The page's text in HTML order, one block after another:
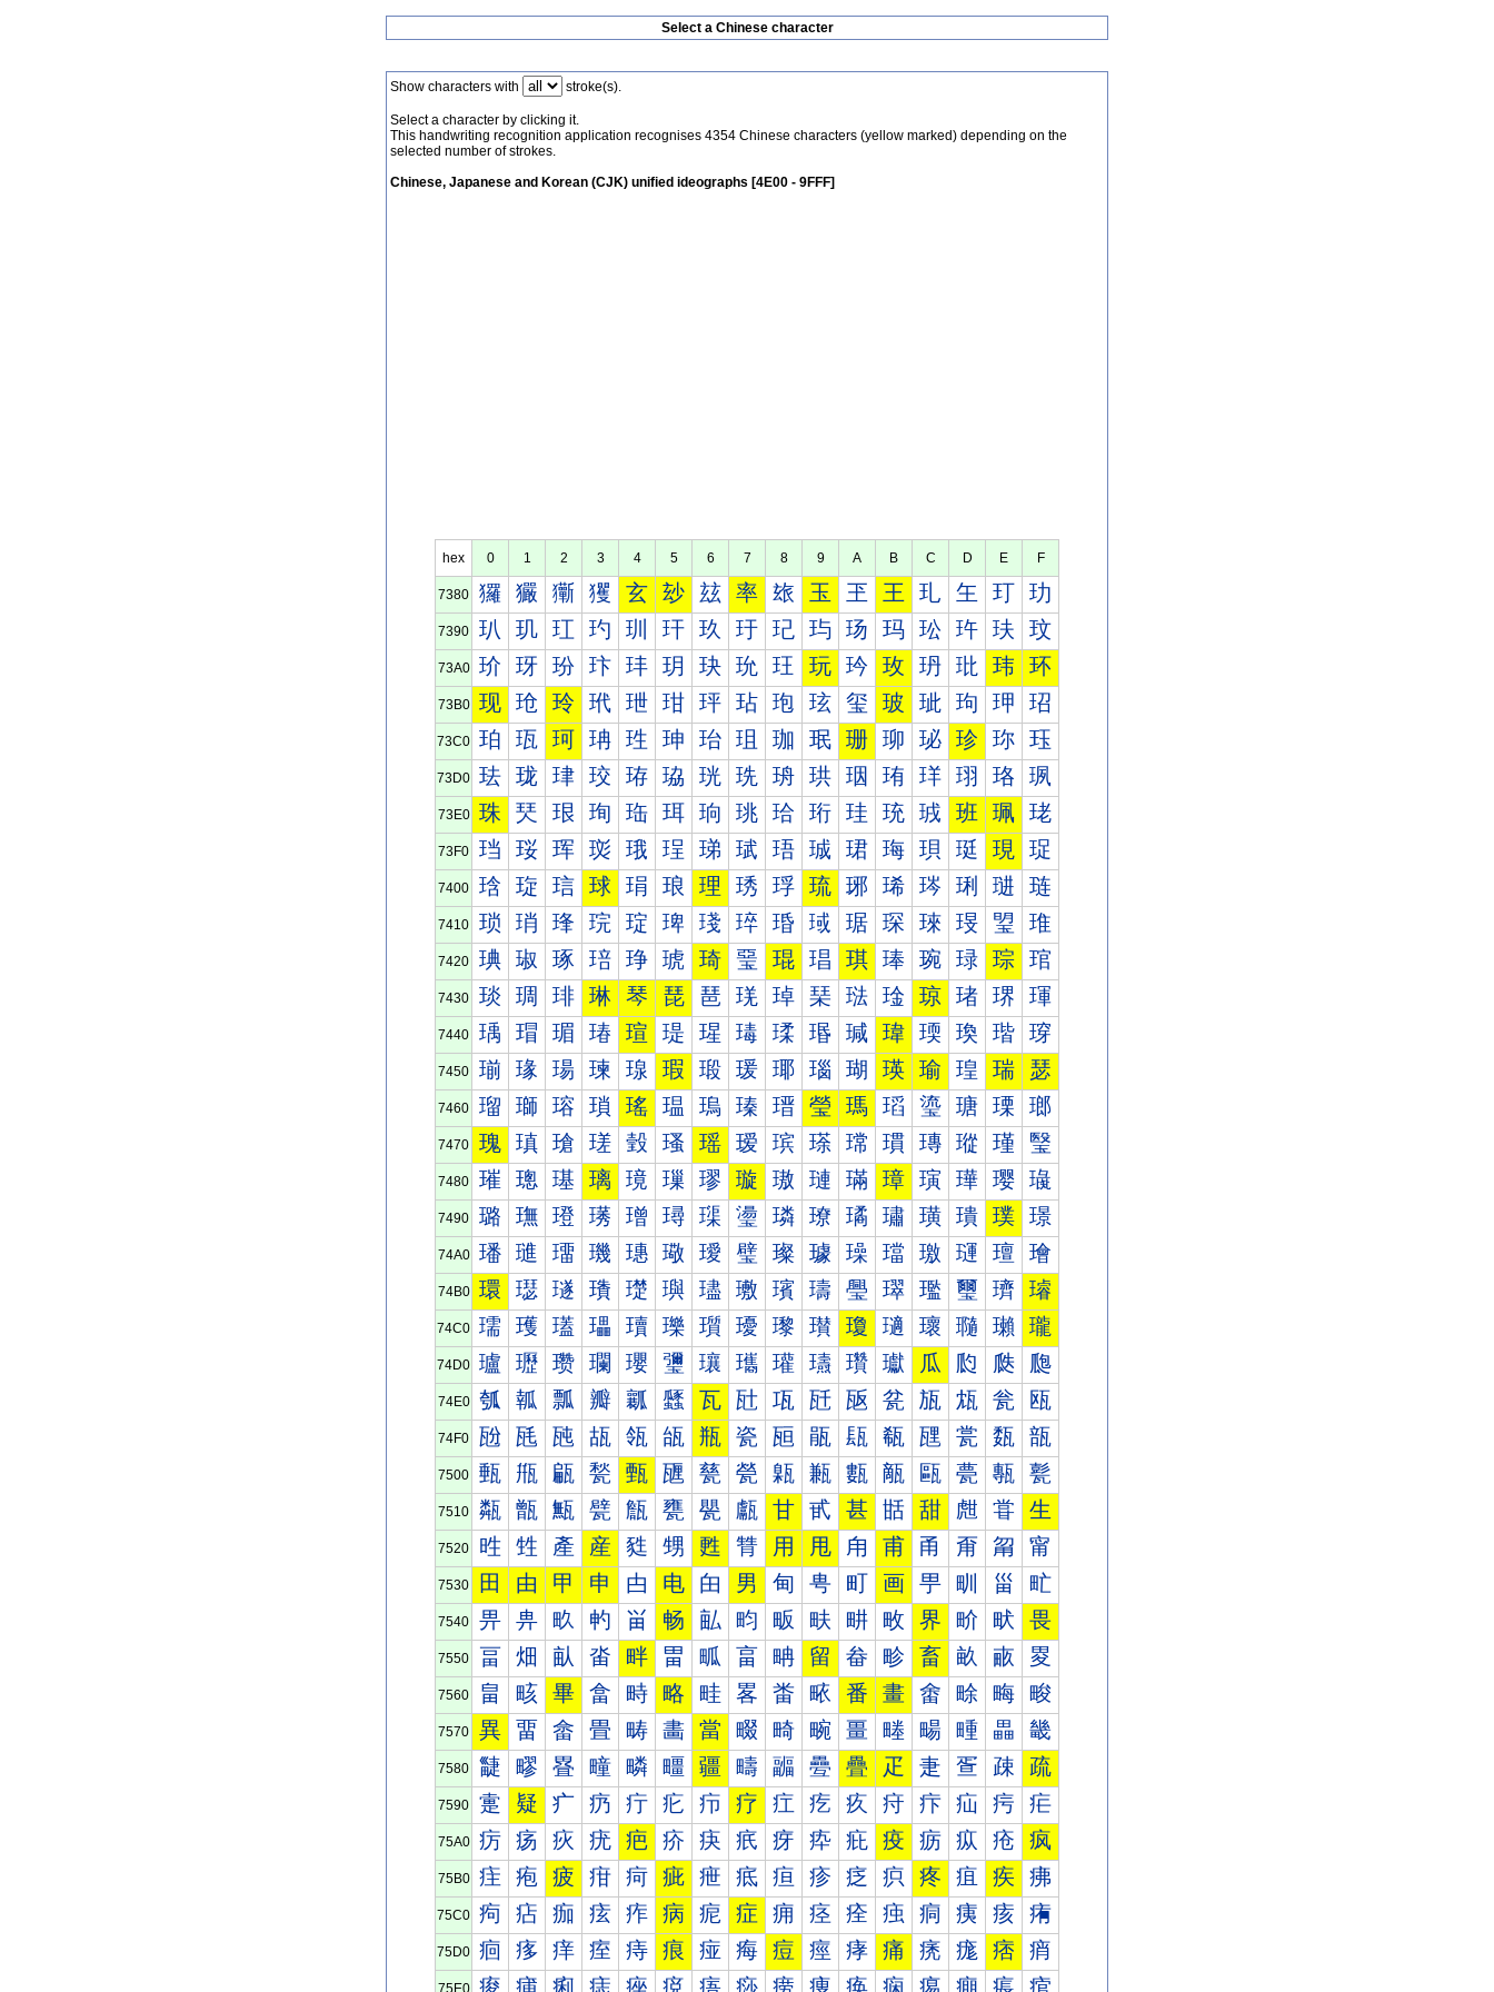
Select a Chinese character
Show characters with stroke(s).
Select a character by clicking it.
This handwriting recognition application recognises 4354 Chinese characters (yellow marked) depending on the
selected number of strokes.
Chinese, Japanese and Korean (CJK) unified ideographs [4E00 - 9FFF]
hex 0 1 2 3 4 5 6 7 8 9 A B C D E F
7380 玀 玁 玂 玃 玄 玅 玆 率 玈 玉 玊 王 玌 玍 玎 玏
7390 玐 玑 玒 玓 玔 玕 玖 玗 玘 玙 玚 玛 玜 玝 玞 玟
73A0 玠 玡 玢 玣 玤 玥 玦 玧 玨 玩 玪 玫 玬 玭 玮 环
73B0 现 玱 玲 玳 玴 玵 玶 玷 玸 玹 玺 玻 玼 玽 玾 玿
73C0 珀 珁 珂 珃 珄 珅 珆 珇 珈 珉 珊 珋 珌 珍 珎 珏
73D0 珐 珑 珒 珓 珔 珕 珖 珗 珘 珙 珚 珛 珜 珝 珞 珟
73E0 珠 珡 珢 珣 珤 珥 珦 珧 珨 珩 珪 珫 珬 班 珮 珯
73F0 珰 珱 珲 珳 珴 珵 珶 珷 珸 珹 珺 珻 珼 珽 現 珿
7400 琀 琁 琂 球 琄 琅 理 琇 琈 琉 琊 琋 琌 琍 琎 琏
7410 琐 琑 琒 琓 琔 琕 琖 琗 琘 琙 琚 琛 琜 琝 琞 琟
7420 琠 琡 琢 琣 琤 琥 琦 琧 琨 琩 琪 琫 琬 琭 琮 琯
7430 琰 琱 琲 琳 琴 琵 琶 琷 琸 琹 琺 琻 琼 琽 琾 琿
7440 瑀 瑁 瑂 瑃 瑄 瑅 瑆 瑇 瑈 瑉 瑊 瑋 瑌 瑍 瑎 瑏
7450 瑐 瑑 瑒 瑓 瑔 瑕 瑖 瑗 瑘 瑙 瑚 瑛 瑜 瑝 瑞 瑟
7460 瑠 瑡 瑢 瑣 瑤 瑥 瑦 瑧 瑨 瑩 瑪 瑫 瑬 瑭 瑮 瑯
7470 瑰 瑱 瑲 瑳 瑴 瑵 瑶 瑷 瑸 瑹 瑺 瑻 瑼 瑽 瑾 瑿
7480 璀 璁 璂 璃 璄 璅 璆 璇 璈 璉 璊 璋 璌 璍 璎 璏
7490 璐 璑 璒 璓 璔 璕 璖 璗 璘 璙 璚 璛 璜 璝 璞 璟
74A0 璠 璡 璢 璣 璤 璥 璦 璧 璨 璩 璪 璫 璬 璭 璮 璯
74B0 環 璱 璲 璳 璴 璵 璶 璷 璸 璹 璺 璻 璼 璽 璾 璿
74C0 瓀 瓁 瓂 瓃 瓄 瓅 瓆 瓇 瓈 瓉 瓊 瓋 瓌 瓍 瓎 瓏
74D0 瓐 瓑 瓒 瓓 瓔 瓕 瓖 瓗 瓘 瓙 瓚 瓛 瓜 瓝 瓞 瓟
74E0 瓠 瓡 瓢 瓣 瓤 瓥 瓦 瓧 瓨 瓩 瓪 瓫 瓬 瓭 瓮 瓯
74F0 瓰 瓱 瓲 瓳 瓴 瓵 瓶 瓷 瓸 瓹 瓺 瓻 瓼 瓽 瓾 瓿
7500 甀 甁 甂 甃 甄 甅 甆 甇 甈 甉 甊 甋 甌 甍 甎 甏
7510 甐 甑 甒 甓 甔 甕 甖 甗 甘 甙 甚 甛 甜 甝 甞 生
7520 甠 甡 產 産 甤 甥 甦 甧 用 甩 甪 甫 甬 甭 甮 甯
7530 田 由 甲 申 甴 电 甶 男 甸 甹 町 画 甼 甽 甾 甿
7540 畀 畁 畂 畃 畄 畅 畆 畇 畈 畉 畊 畋 界 畍 畎 畏
7550 畐 畑 畒 畓 畔 畕 畖 畗 畘 留 畚 畛 畜 畝 畞 畟
7560 畠 畡 畢 畣 畤 略 畦 畧 畨 畩 番 畫 畬 畭 畮 畯
7570 異 畱 畲 畳 畴 畵 當 畷 畸 畹 畺 畻 畼 畽 畾 畿
7580 疀 疁 疂 疃 疄 疅 疆 疇 疈 疉 疊 疋 疌 疍 疎 疏
7590 疐 疑 疒 疓 疔 疕 疖 疗 疘 疙 疚 疛 疜 疝 疞 疟
75A0 疠 疡 疢 疣 疤 疥 疦 疧 疨 疩 疪 疫 疬 疭 疮 疯
75B0 疰 疱 疲 疳 疴 疵 疶 疷 疸 疹 疺 疻 疼 疽 疾 疿
75C0 痀 痁 痂 痃 痄 病 痆 症 痈 痉 痊 痋 痌 痍 痎 痏
75D0 痐 痑 痒 痓 痔 痕 痖 痗 痘 痙 痚 痛 痜 痝 痞 痟
75E0 痠 痡 痢 痣 痤 痥 痦 痧 痨 痩 痪 痫 痬 痭 痮 痯